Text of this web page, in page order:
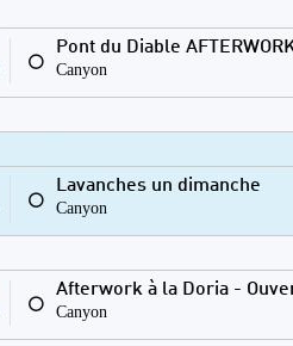
⚪
Pont du Diable
Canyon
⚪
Lavanches un dimanche
Canyon
⚪
Afterwork à la Doria -
Canyon